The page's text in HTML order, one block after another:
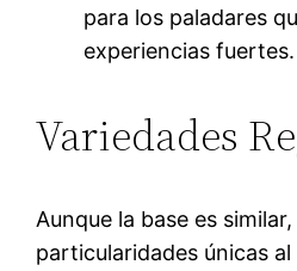
para los paladares
experiencias fuertes.
Variedades
Aunque la base es
particularidades únicas